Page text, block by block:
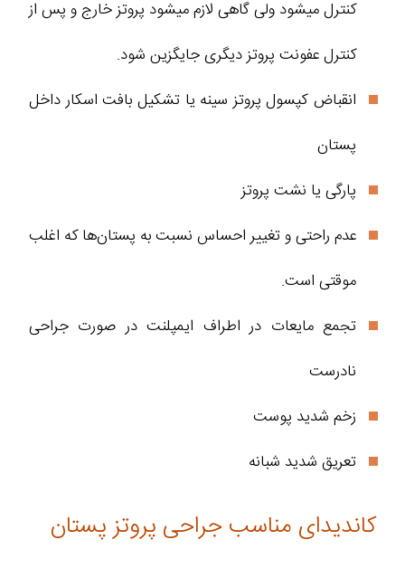
کنترل میشود ولی گاهی لازم میشود پروتز خارج و پس از
کنترل عفونت پروتز دیگری جایگزین شود.
انقباض کپسول پروتز سینه یا تشکیل بافت اسکار داخل
پستان
پارگی یا نشت پروتز
عدم راحتی و تغییر احساس نسبت به پستان‌ها که اغلب
موقتی است.
تجمع مایعات در اطراف ایمپلنت در صورت جراحی
نادرست
زخم شدید پوست
تعریق شدید شبانه
کاندیدای مناسب جراحی پروتز پستان